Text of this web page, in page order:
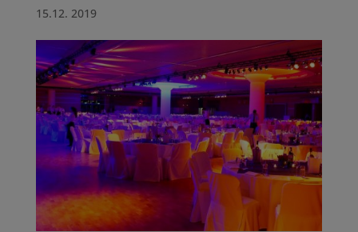
15.12. 2019